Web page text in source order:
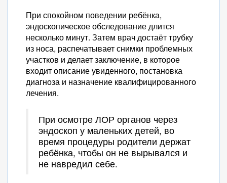
При спокойном поведении ребёнка,
эндоскопическое обследование длится
несколько минут. Затем врач достаёт трубку
из носа, распечатывает снимки проблемных
участков и делает заключение, в которое
входит описание увиденного, постановка
диагноза и назначение квалифицированного
лечения.
При осмотре ЛОР органов через
эндоскоп у маленьких детей, во
время процедуры родители держат
ребёнка, чтобы он не вырывался и
не навредил себе.